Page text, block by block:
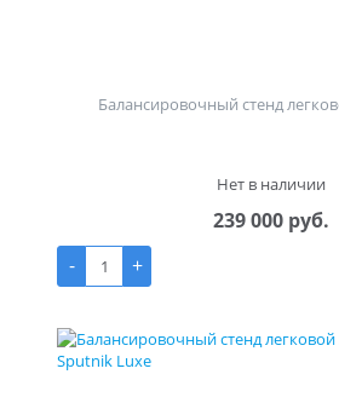
Балансировочный стенд
Нет в наличии
239 000 руб.
-
+